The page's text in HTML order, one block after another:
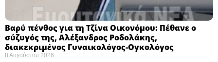
Βαρύ πένθος για τη Τζίνα Οικονόμου: Πέθανε ο
σύζυγός της, Αλέξανδρος Ροδολάκης,
διακεκριμένος Γυναικολόγος-Ογκολόγος
8 Αυγούστου 2026